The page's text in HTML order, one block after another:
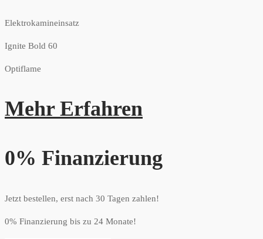
Elektrokamineinsatz
Ignite Bold 60
Optiflame
Mehr Erfahren
0% Finanzierung
Jetzt bestellen, erst nach 30 Tagen zahlen!
0% Finanzierung bis zu 24 Monate!